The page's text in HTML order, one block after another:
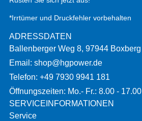
*Irrtümer und Druckfehler vorbehalten
ADRESSDATEN
Ballenberger Weg 8, 97944 Boxberg
Email: shop@hgpower.de
Telefon: +49 7930 9941 181
Öffnungszeiten: Mo.- Fr.: 8.00 - 17.00
SERVICEINFORMATIONEN
Service